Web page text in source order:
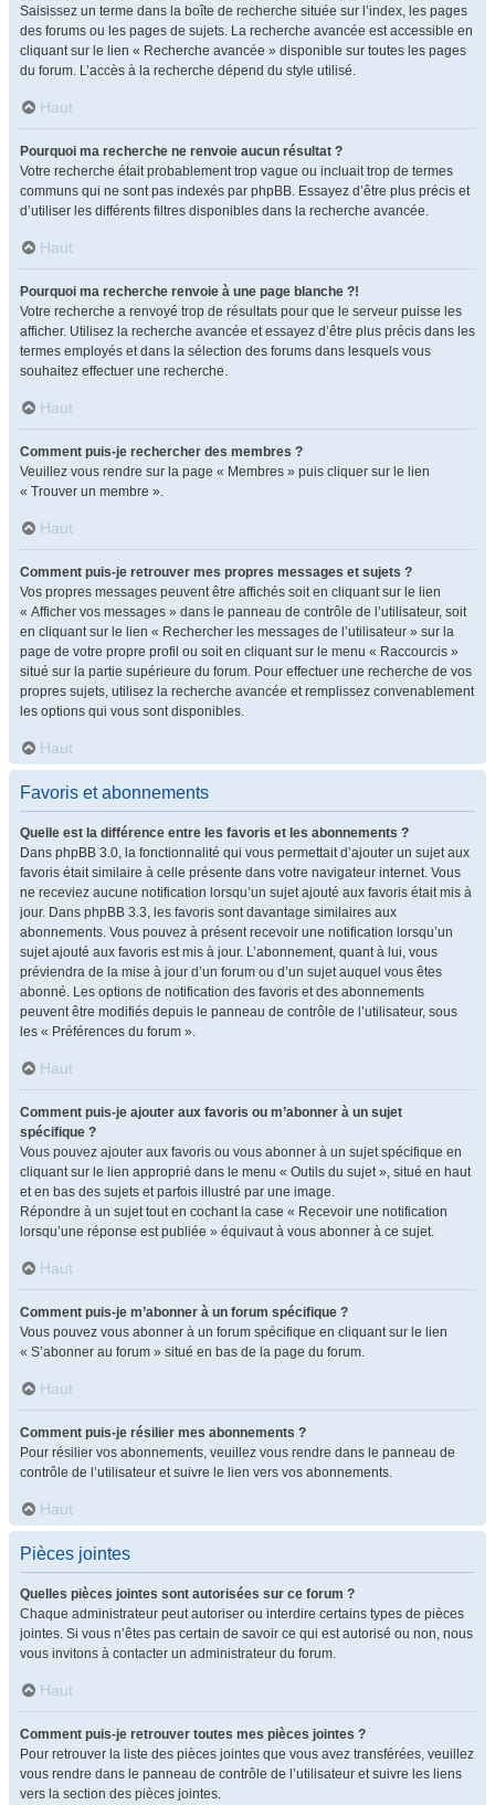
Saisissez un terme dans la boîte de recherche située sur l’index, les pages
des forums ou les pages de sujets. La recherche avancée est accessible en
cliquant sur le lien « Recherche avancée » disponible sur toutes les pages
du forum. L’accès à la recherche dépend du style utilisé.
Haut
Pourquoi ma recherche ne renvoie aucun résultat ?
Votre recherche était probablement trop vague ou incluait trop de termes
communs qui ne sont pas indexés par phpBB. Essayez d’être plus précis et
d’utiliser les différents filtres disponibles dans la recherche avancée.
Haut
Pourquoi ma recherche renvoie à une page blanche ?!
Votre recherche a renvoyé trop de résultats pour que le serveur puisse les
afficher. Utilisez la recherche avancée et essayez d’être plus précis dans les
termes employés et dans la sélection des forums dans lesquels vous
souhaitez effectuer une recherche.
Haut
Comment puis-je rechercher des membres ?
Veuillez vous rendre sur la page « Membres » puis cliquer sur le lien
« Trouver un membre ».
Haut
Comment puis-je retrouver mes propres messages et sujets ?
Vos propres messages peuvent être affichés soit en cliquant sur le lien
« Afficher vos messages » dans le panneau de contrôle de l’utilisateur, soit
en cliquant sur le lien « Rechercher les messages de l’utilisateur » sur la
page de votre propre profil ou soit en cliquant sur le menu « Raccourcis »
situé sur la partie supérieure du forum. Pour effectuer une recherche de vos
propres sujets, utilisez la recherche avancée et remplissez convenablement
les options qui vous sont disponibles.
Haut
Favoris et abonnements
Quelle est la différence entre les favoris et les abonnements ?
Dans phpBB 3.0, la fonctionnalité qui vous permettait d’ajouter un sujet aux
favoris était similaire à celle présente dans votre navigateur internet. Vous
ne receviez aucune notification lorsqu’un sujet ajouté aux favoris était mis à
jour. Dans phpBB 3.3, les favoris sont davantage similaires aux
abonnements. Vous pouvez à présent recevoir une notification lorsqu’un
sujet ajouté aux favoris est mis à jour. L’abonnement, quant à lui, vous
préviendra de la mise à jour d’un forum ou d’un sujet auquel vous êtes
abonné. Les options de notification des favoris et des abonnements
peuvent être modifiés depuis le panneau de contrôle de l’utilisateur, sous
les « Préférences du forum ».
Haut
Comment puis-je ajouter aux favoris ou m’abonner à un sujet
spécifique ?
Vous pouvez ajouter aux favoris ou vous abonner à un sujet spécifique en
cliquant sur le lien approprié dans le menu « Outils du sujet », situé en haut
et en bas des sujets et parfois illustré par une image.
Répondre à un sujet tout en cochant la case « Recevoir une notification
lorsqu’une réponse est publiée » équivaut à vous abonner à ce sujet.
Haut
Comment puis-je m’abonner à un forum spécifique ?
Vous pouvez vous abonner à un forum spécifique en cliquant sur le lien
« S’abonner au forum » situé en bas de la page du forum.
Haut
Comment puis-je résilier mes abonnements ?
Pour résilier vos abonnements, veuillez vous rendre dans le panneau de
contrôle de l’utilisateur et suivre le lien vers vos abonnements.
Haut
Pièces jointes
Quelles pièces jointes sont autorisées sur ce forum ?
Chaque administrateur peut autoriser ou interdire certains types de pièces
jointes. Si vous n’êtes pas certain de savoir ce qui est autorisé ou non, nous
vous invitons à contacter un administrateur du forum.
Haut
Comment puis-je retrouver toutes mes pièces jointes ?
Pour retrouver la liste des pièces jointes que vous avez transférées, veuillez
vous rendre dans le panneau de contrôle de l’utilisateur et suivre les liens
vers la section des pièces jointes.